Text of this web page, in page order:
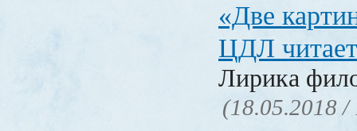
«Две
ЦДЛ
Лирика
(18.05.2018 /